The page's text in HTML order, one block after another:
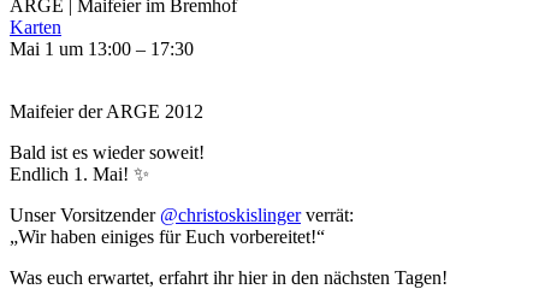
ARGE | Maifeier im Bremhof
Karten
Mai 1 um 13:00 – 17:30
Maifeier der ARGE 2012
Bald ist es wieder soweit!
Endlich 1. Mai! ✨
Unser Vorsitzender @christoskislingerverrät:
„Wir haben einiges für Euch vorbereitet!“
Was euch erwartet, erfahrt ihr hier in den nächsten Tagen!